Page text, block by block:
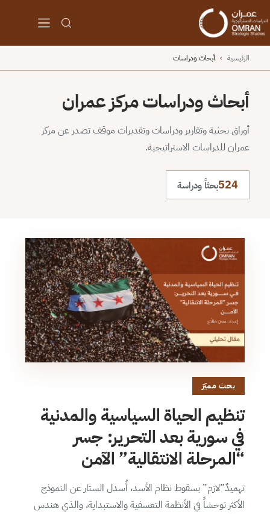
الرئيسية › أبحاث ودراسات
أبحاث ودراسات مركز عمران
أوراق بحثية وتقارير ودراسات وتقديرات موقف تصدر عن مركز
عمران للدراسات الاستراتيجية.
524بحثاً ودراسة
بحث مميّز
تنظيم الحياة السياسية والمدنية
في سورية بعد التحرير: جسر
“المرحلة الانتقالية” الآمن
تهميدٌ”لازم” بسقوط نظام الأسد، أُسدل الستار عن النموذج
الأكثر توحشاً في الأنظمة التعسفية والاستبداية، والذي هندس